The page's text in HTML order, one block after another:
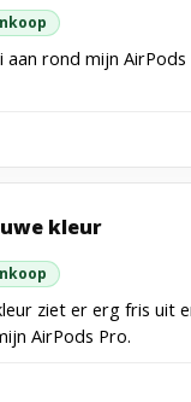
aan rond mijn
kleur
ziet er erg fris uit
AirPods Pro.